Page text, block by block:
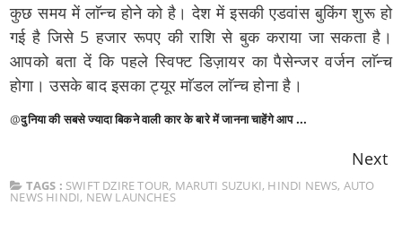
कुछ समय में लाॅन्च होने को है। देश में इसकी एडवांस बुकिंग शुरू हो
गई है जिसे 5 हजार रूपए की राशि से बुक कराया जा सकता है।
आपको बता दें कि पहले स्विफ्ट डिज़ायर का पैसेन्जर वर्जन लाॅन्च
होगा। उसके बाद इसका ट्यूर माॅडल लाॅन्च होना है।
@दुनिया की सबसे ज्यादा बिकने वाली कार के बारे में जानना चाहेंगे आप ...
Next
TAGS : SWIFT DZIRE TOUR, MARUTI SUZUKI, HINDI NEWS, AUTO
NEWS HINDI, NEW LAUNCHES